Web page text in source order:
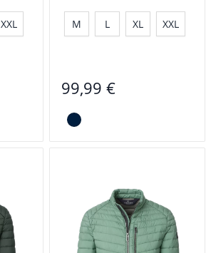
XXL M L XL XXL
99,99 €